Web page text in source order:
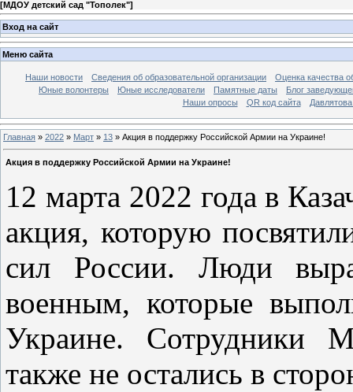
[МДОУ детский сад "Тополек"]
Вход на сайт
Меню сайта
Наши новости Сведения об образовательной организации
Оценка качества
Юные волонтеры
Юные исследователи Памятные даты
Блог
Наши опросы
QR код сайта
Главная » 2022 » Март » 13 » Акция в поддержку Российской Армии на Украине!
Акция в поддержку Российской Армии на Украине!
12 марта 2022 года в
акция, которую
сил России. Люди
военным, которые
Украине. Сотрудники
также не остались в